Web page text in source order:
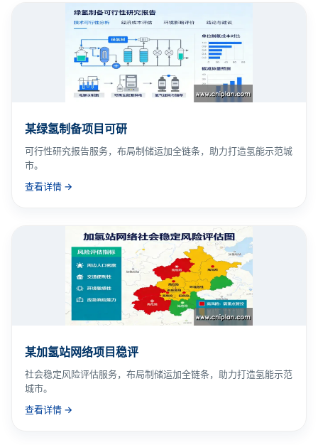
某绿氢制备项目可研
可行性研究报告服务，布局制储运加全链条，助力打造氢能示范城
市。
查看详情 →
某加氢站网络项目稳评
社会稳定风险评估服务，布局制储运加全链条，助力打造氢能示范
城市。
查看详情 →